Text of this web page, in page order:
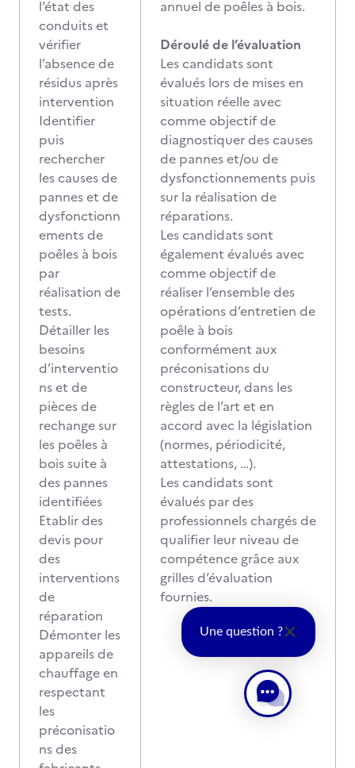
l’état des
conduits et
vérifier
l’absence de
résidus après
intervention
Identifier
puis
rechercher
les causes de
pannes et de
dysfonctionn
ements de
poêles à bois
par
réalisation de
tests.
Détailler les
besoins
d’interventio
ns et de
pièces de
rechange sur
les poêles à
bois suite à
des pannes
identifiées
Etablir des
devis pour
des
interventions
de
réparation
Démonter les
appareils de
chauffage en
respectant
les
préconisatio
ns des
annuel de poêles à bois.
Déroulé de l’évaluation
Les candidats sont
évalués lors de mises en
situation réelle avec
comme objectif de
diagnostiquer des causes
de pannes et/ou de
dysfonctionnements puis
sur la réalisation de
réparations.
Les candidats sont
également évalués avec
comme objectif de
réaliser l’ensemble des
opérations d’entretien de
poêle à bois
conformément aux
préconisations du
constructeur, dans les
règles de l’art et en
accord avec la législation
(normes, périodicité,
attestations, …).
Les candidats sont
évalués par des
professionnels chargés de
qualifier leur niveau de
compétence grâce aux
grilles d’évaluation
fournies.
Une question ?